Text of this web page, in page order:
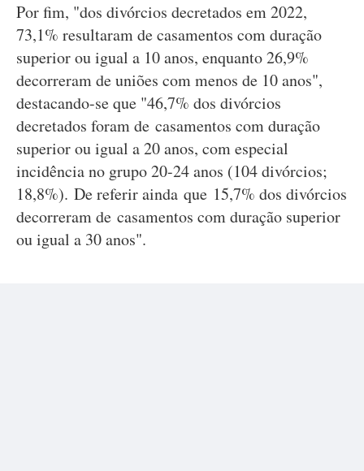
Por fim, "dos divórcios decretados em 2022,
73,1% resultaram de casamentos com duração
superior ou igual a 10 anos, enquanto 26,9%
decorreram de uniões com menos de 10 anos",
destacando-se que "46,7% dos divórcios
decretados foram de casamentos com duração
superior ou igual a 20 anos, com especial
incidência no grupo 20-24 anos (104 divórcios;
18,8%). De referir ainda que 15,7% dos divórcios
decorreram de casamentos com duração superior
ou igual a 30 anos".